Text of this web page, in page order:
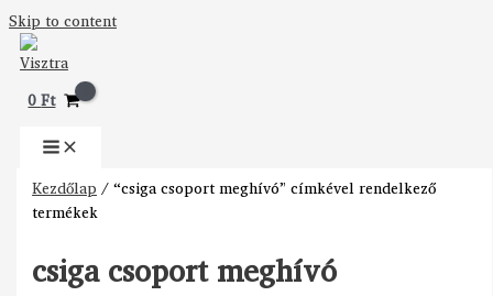
Skip to content
0Ft
Kezdőlap / “csiga csoport meghívó” címkével rendelkező
termékek
csiga csoport meghívó